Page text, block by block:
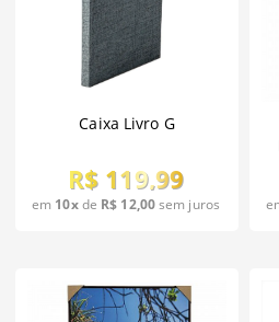
Caixa Livro G
R$ 119,99
em 10xde R$ 12,00sem juros